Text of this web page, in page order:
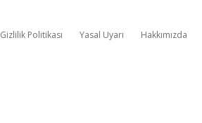
Gizlilik Politikası Yasal Uyarı Hakkımızda